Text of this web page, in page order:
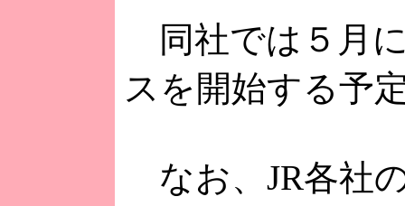
同社では５月
スを開始する予
なお、JR各社